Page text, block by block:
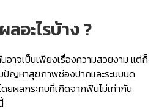
อะไรบ้าง ?
าจเป็นเพียงเรื่องความสวยงาม แต่ก็
ปัญหาสุขภาพช่องปากและระบบบด
ยผลกระทบที่เกิดจากฟันไม่เท่ากัน